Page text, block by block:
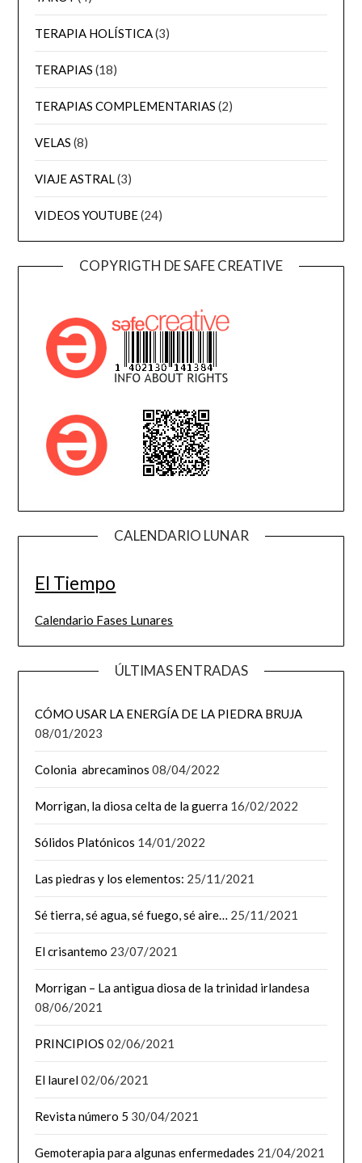
TERAPIA HOLÍSTICA(3)
TERAPIAS (18)
TERAPIAS COMPLEMENTARIAS (2)
VELAS (8)
VIAJE ASTRAL(3)
VIDEOS YOUTUBE(24)
COPYRIGTH DE SAFE CREATIVE
CALENDARIO LUNAR
El Tiempo
Calendario Fases Lunares
ÚLTIMAS ENTRADAS
CÓMO USAR LA ENERGÍA DE LA PIEDRA BRUJA
08/01/2023
Colonia abrecaminos 08/04/2022
Morrigan, la diosa celta de la guerra 16/02/2022
Sólidos Platónicos 14/01/2022
Las piedras y los elementos: 25/11/2021
Sé tierra, sé agua, sé fuego, sé aire… 25/11/2021
El crisantemo 23/07/2021
Morrigan – La antigua diosa de la trinidad irlandesa
08/06/2021
PRINCIPIOS 02/06/2021
El laurel02/06/2021
Revista número 5 30/04/2021
Gemoterapia para algunas enfermedades 21/04/2021